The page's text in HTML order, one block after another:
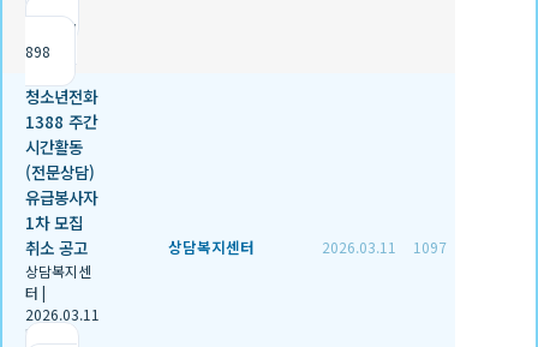
조회
898
청소년전화
1388 주간
시간활동
(전문상담)
유급봉사자
1차 모집
취소 공고
상담복지센
터 |
2026.03.11
|
상담복지센터 2026.03.11 1097